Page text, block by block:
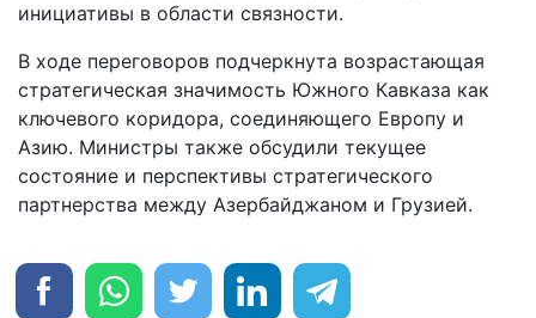
инициативы в области связности.
В ходе переговоров подчеркнута возрастающая
стратегическая значимость Южного Кавказа как
ключевого коридора, соединяющего Европу и
Азию. Министры также обсудили текущее
состояние и перспективы стратегического
партнерства между Азербайджаном и Грузией.